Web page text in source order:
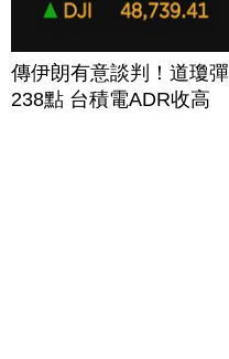
傳伊朗有意談判！道瓊彈
238點 台積電ADR收高